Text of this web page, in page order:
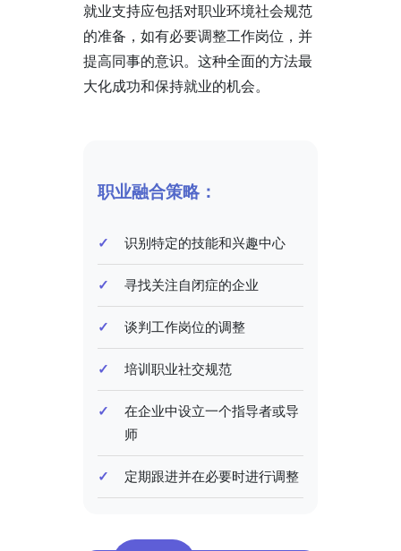
就业支持应包括对职业环境社会规范
的准备，如有必要调整工作岗位，并
提高同事的意识。这种全面的方法最
大化成功和保持就业的机会。
职业融合策略：
识别特定的技能和兴趣中心
寻找关注自闭症的企业
谈判工作岗位的调整
培训职业社交规范
在企业中设立一个指导者或导
师
定期跟进并在必要时进行调整